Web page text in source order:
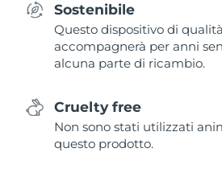
Sostenibile
Questo dispositivo di
accompagnerà per anni
alcuna parte di ricambio.
Cruelty free
Non sono stati utilizzati
questo prodotto.